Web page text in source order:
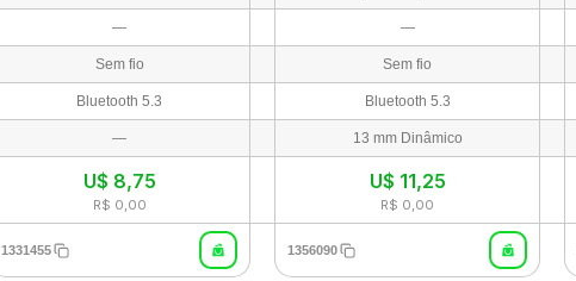
— —
Sem fio Sem fio
Bluetooth 5.3 Bluetooth 5.3
— 13 mm Dinâmico
U$ 8,75
R$ 0,00
U$ 11,25
R$ 0,00
1331455 1356090